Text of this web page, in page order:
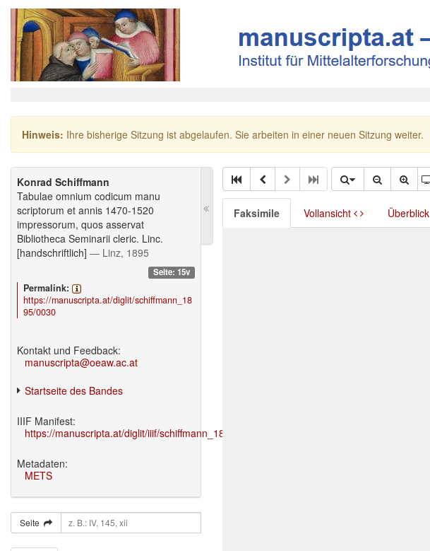
Hinweis: Ihre bisherige Sitzung ist abgelaufen. Sie arbeiten in einer neuen Sitzung weiter.
Konrad Schiffmann
Tabulae omnium codicum manu
scriptorum et annis 1470-1520
impressorum, quos asservat
Bibliotheca Seminarii cleric. Linc.
[handschriftlich] — Linz, 1895
Seite: 15v
Permalink:
https://manuscripta.at/diglit/schiffmann_18
95/0030
Kontakt und Feedback:
manuscripta@oeaw.ac.at
Startseite des Bandes
IIIF Manifest:
https://manuscripta.at/diglit/iiif/schiffmann_1895/manifest.json
Metadaten:
METS
Seite
Faksimile Vollansicht Überblick